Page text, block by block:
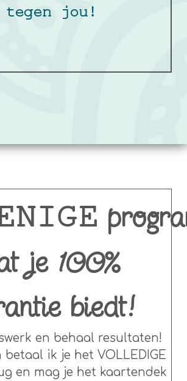
tegen jou!
je 100%
biedt!
en behaal resultaten!
betaal ik je het VOLLEDIGE
en mag je het kaartendek